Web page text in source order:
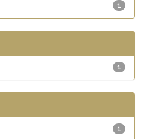
1
1
1